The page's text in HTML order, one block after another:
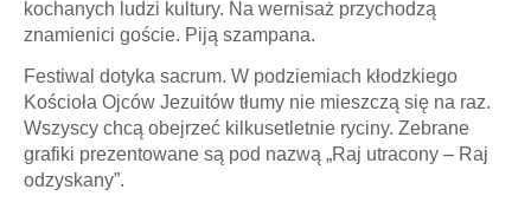
kochanych ludzi kultury. Na wernisaż przychodzą
znamienici goście. Piją szampana.
Festiwal dotyka sacrum. W podziemiach kłodzkiego
Kościoła Ojców Jezuitów tłumy nie mieszczą się na raz.
Wszyscy chcą obejrzeć kilkusetletnie ryciny. Zebrane
grafiki prezentowane są pod nazwą „Raj utracony – Raj
odzyskany”.